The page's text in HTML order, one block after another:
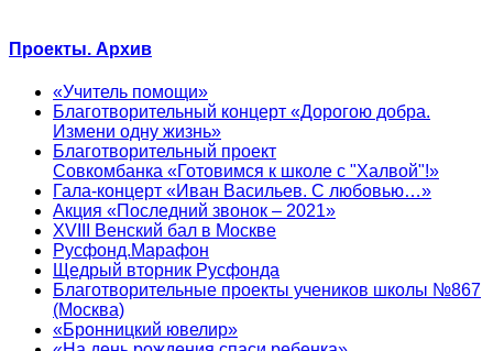
Проекты. Архив
«Учитель помощи»
Благотворительный концерт «Дорогою добра.
Измени одну жизнь»
Благотворительный проект
Совкомбанка «Готовимся к школе с "Халвой"!»
Гала-концерт «Иван Васильев. С любовью…»
Акция «Последний звонок – 2021»
XVIII Венский бал в Москве
Русфонд.Марафон
Щедрый вторник Русфонда
Благотворительные проекты учеников школы №867
(Москва)
«Бронницкий ювелир»